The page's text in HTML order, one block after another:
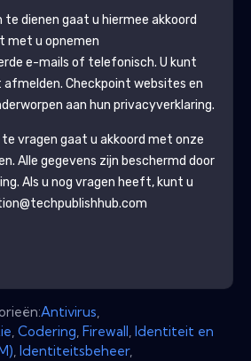
te dienen gaat u hiermee akkoord
met u opnemen
e-mails of telefonisch. U kunt
afmelden. Checkpoint websites en
aan hun privacyverklaring.
te vragen gaat u akkoord met onze
Alle gegevens zijn beschermd door
. Als u nog vragen heeft, kunt u
Antivirus
Codering Firewall Identiteit en
Identiteitsbeheer,